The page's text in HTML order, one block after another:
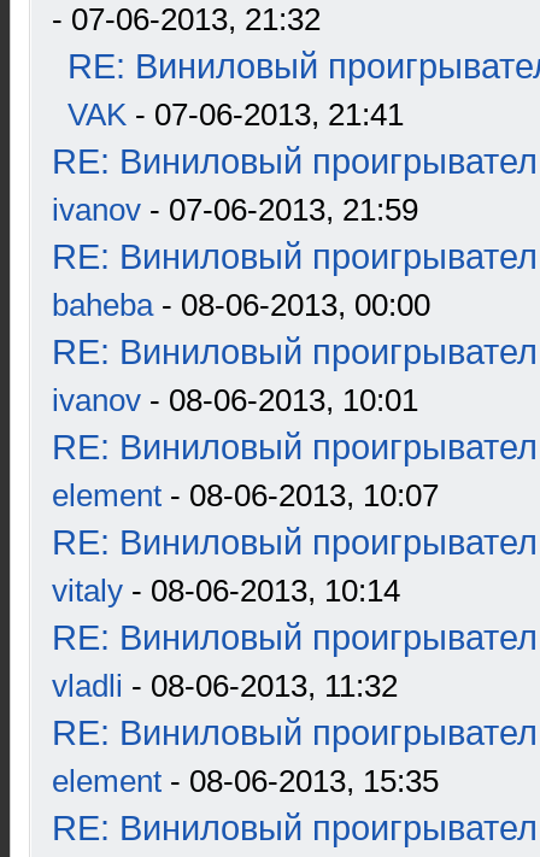
- 07-06-2013, 21:32
RE: Виниловый
VAK - 07-06-2013, 21:41
RE: Виниловый
ivanov - 07-06-2013, 21:59
RE: Виниловый
baheba- 08-06-2013, 00:00
RE: Виниловый
ivanov - 08-06-2013, 10:01
RE: Виниловый
element - 08-06-2013, 10:07
RE: Виниловый
vitaly - 08-06-2013, 10:14
RE: Виниловый
vladli - 08-06-2013, 11:32
RE: Виниловый
element - 08-06-2013, 15:35
RE: Виниловый